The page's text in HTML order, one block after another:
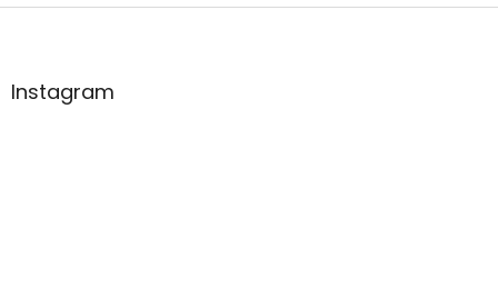
Z
aInstagram